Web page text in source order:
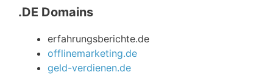
.DE Domains
erfahrungsberichte.de
offlinemarketing.de
geld-verdienen.de